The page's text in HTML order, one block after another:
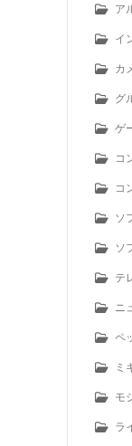
ア
イ
カ
グ
ゲ
コ
コ
ソ
ソ
テ
ニ
ペ
ミ
モ
ラ